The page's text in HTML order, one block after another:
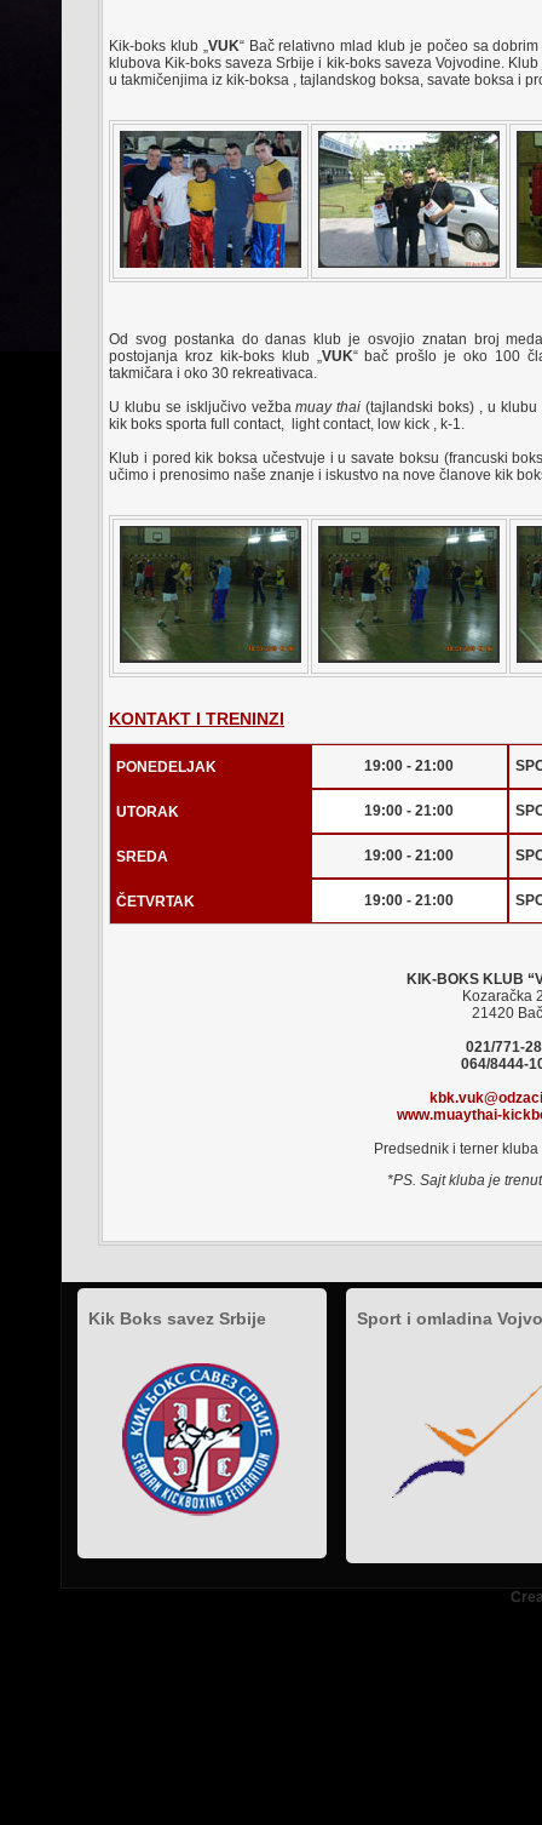
Kik-boks klub „VUK“ Bač relativno mlad klub je počeo sa
klubova Kik-boks saveza Srbije i kik-boks saveza Vojvodine.
u takmičenjima iz kik-boksa , tajlandskog boksa, savate boksa i
Od svog postanka do danas klub je osvojio znatan broj
postojanja kroz kik-boks klub „VUK“ bač prošlo je oko 100
takmičara i oko 30 rekreativaca.
U klubu se isključivo vežbamuay thai (tajlandski boks) , u
kik boks sporta full contact, light contact, low kick , k-1.
Klub i pored kik boksa učestvuje i u savate boksu (francuski
učimo i prenosimo naše znanje i iskustvo na nove članove kik
KONTAKT I TRENINZI
PONEDELJAK 19:00 - 21:00
UTORAK 19:00 - 21:00
SREDA 19:00 - 21:00
ČETVRTAK 19:00 - 21:00
KIK-BOKS KLUB
Kozaračka
21420
021/771-
064/8444-
www.muaythai-
Predsednik i terner
*PS. Sajt kluba je
Kik Boks savez Srbije Sport i omladina